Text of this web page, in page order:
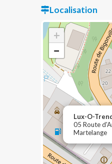
Localisation
Lux-O-
05 Route
Martelange
+
−